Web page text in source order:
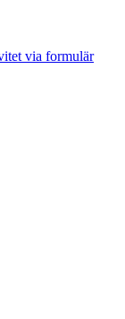
via formulär